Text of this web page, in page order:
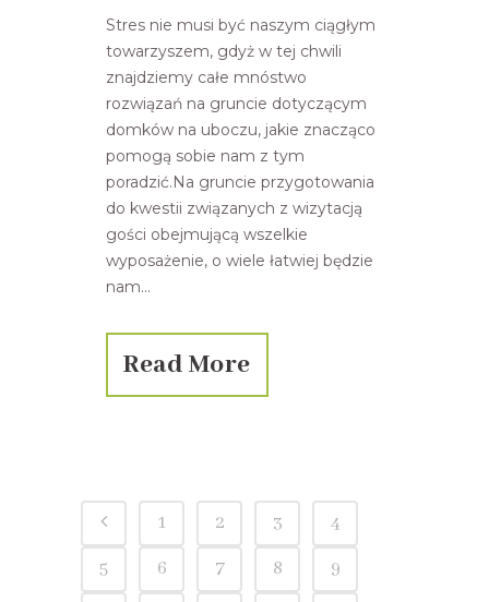
Stres nie musi być naszym ciągłym
towarzyszem, gdyż w tej chwili
znajdziemy całe mnóstwo
rozwiązań na gruncie dotyczącym
domków na uboczu, jakie znacząco
pomogą sobie nam z tym
poradzić.Na gruncie przygotowania
do kwestii związanych z wizytacją
gości obejmującą wszelkie
wyposażenie, o wiele łatwiej będzie
nam...
Read More
1 2 3
4
5
6 7 8
9